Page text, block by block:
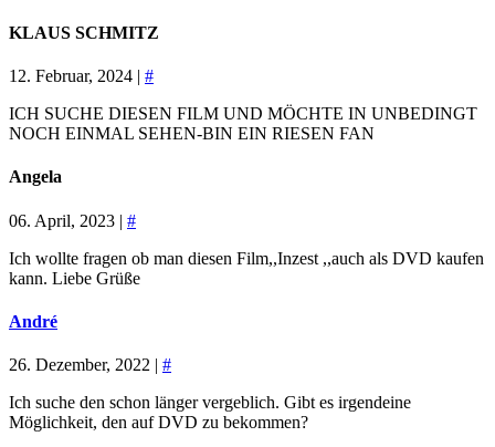
KLAUS SCHMITZ
12. Februar, 2024 | #
ICH SUCHE DIESEN FILM UND MÖCHTE IN UNBEDINGT
NOCH EINMAL SEHEN-BIN EIN RIESEN FAN
Angela
06. April, 2023 | #
Ich wollte fragen ob man diesen Film,,Inzest ,,auch als DVD kaufen
kann. Liebe Grüße
André
26. Dezember, 2022 | #
Ich suche den schon länger vergeblich. Gibt es irgendeine
Möglichkeit, den auf DVD zu bekommen?